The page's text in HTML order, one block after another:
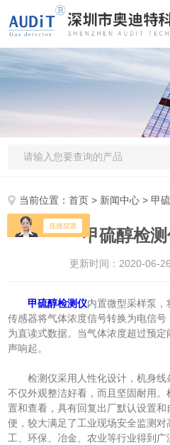
当前位置：首页 > 新闻中心 > 甲
甲硫醇检
更新时间：2020-06-
甲硫醇检测仪内置微型采样泵，
传感器将气体浓度信号转换为电信
为直读式数据。当气体浓度超过预
声响起。
检测仪采用人性化设计，机身线
不仅外观整洁好看，而且坚固耐用
置和查看，具有回复出厂默认设置
便，较大满足了工业现场安全监测
工、环保、冶金、农业等行业得到广